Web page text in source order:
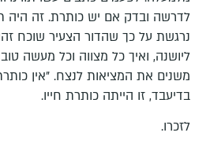
לדרשה ובדק אם יש כותרת. זה היה
נרגשת על כך שהדור הצעיר שוכח
ליושנה, ואיך כל מצווה וכל מעשה
משנים את המציאות לנצח. "אין
בדיעבד, זו הייתה כותרת חייו.
לזכרו.